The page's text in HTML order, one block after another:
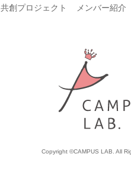
共創プロジェクト メンバー紹介
Copyright ©CAMPUS LAB. All